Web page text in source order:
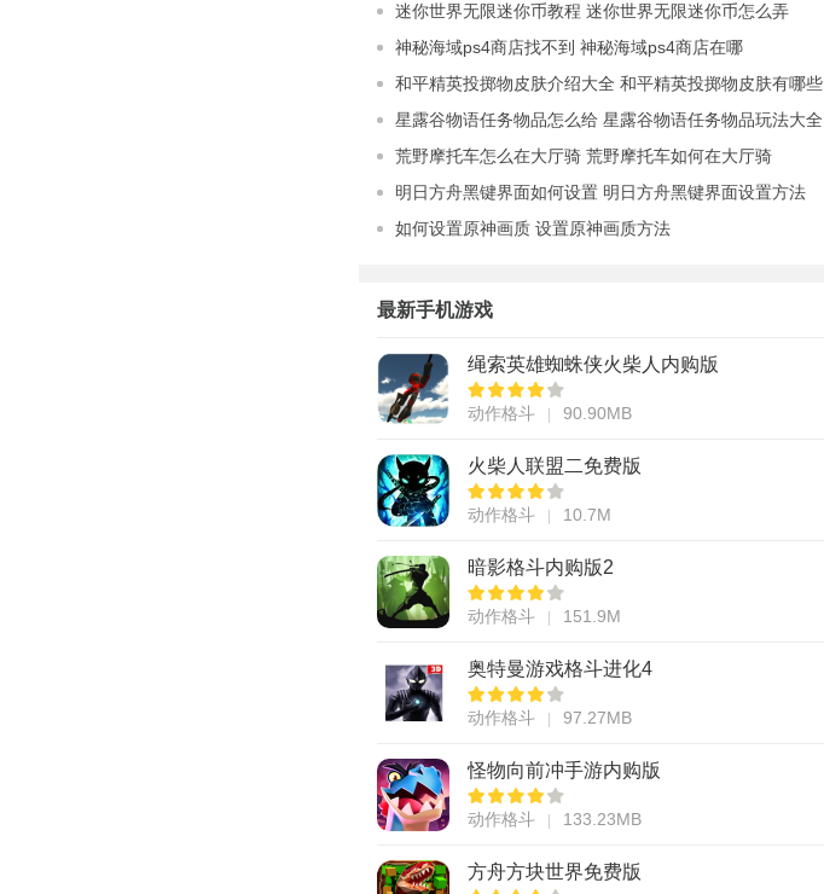
迷你世界无限迷你币教程 迷你世界无限迷你币怎么弄
神秘海域ps4商店找不到 神秘海域ps4商店在哪
和平精英投掷物皮肤介绍大全 和平精英投掷物皮肤有哪些
星露谷物语任务物品怎么给 星露谷物语任务物品玩法大全
荒野摩托车怎么在大厅骑 荒野摩托车如何在大厅骑
明日方舟黑键界面如何设置 明日方舟黑键界面设置方法
如何设置原神画质 设置原神画质方法
最新手机游戏
绳索英雄蜘蛛侠火柴人内购版
动作格斗 90.90MB
火柴人联盟二免费版
动作格斗 10.7M
暗影格斗内购版2
动作格斗 151.9M
奥特曼游戏格斗进化4
动作格斗 97.27MB
怪物向前冲手游内购版
动作格斗 133.23MB
方舟方块世界免费版